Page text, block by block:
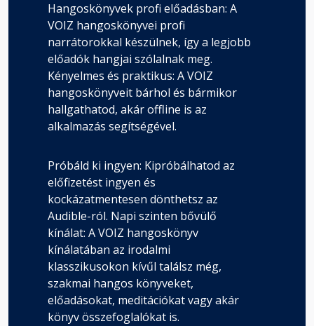
Hangoskönyvek profi előadásban: A
VOIZ hangoskönyvei profi
narrátorokkal készülnek, így a legjobb
előadók hangjai szólalnak meg.
Kényelmes és praktikus: A VOIZ
hangoskönyveit bárhol és bármikor
hallgathatod, akár offline is az
alkalmazás segítségével.
Próbáld ki ingyen: Kipróbálhatod az
előfizetést ingyen és
kockázatmentesen dönthetsz az
Audible-ról. Napi szinten bővülő
kínálat: A VOIZ hangoskönyv
kínálatában az irodalmi
klasszikusokon kívűl találsz még,
szakmai hangos könyveket,
előadásokat, meditációkat vagy akár
könyv összefoglalókat is.